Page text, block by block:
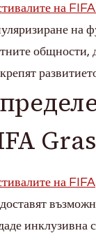
на
на
общности,
на FIFA
инклузивна